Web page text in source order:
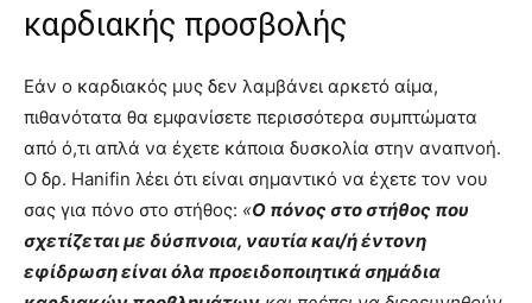
καρδιακής προσβολής
Εάν ο καρδιακός μυς δεν λαμβάνει αρκετό αίμα,
πιθανότατα θα εμφανίσετε περισσότερα συμπτώματα
από ό,τι απλά να έχετε κάποια δυσκολία στην αναπνοή.
Ο δρ. Hanifin λέει ότι είναι σημαντικό να έχετε τον νου
σας για πόνο στο στήθος: «Ο πόνος στο στήθος που
σχετίζεται με δύσπνοια, ναυτία και/ή έντονη
εφίδρωση είναι όλα προειδοποιητικά σημάδια